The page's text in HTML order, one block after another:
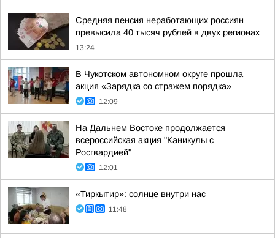
Средняя пенсия неработающих россиян
превысила 40 тысяч рублей в двух регионах
13:24
В Чукотском автономном округе прошла
акция «Зарядка со стражем порядка»
12:09
На Дальнем Востоке продолжается
всероссийская акция "Каникулы с
Росгвардией"
12:01
«Тиркытир»: солнце внутри нас
11:48